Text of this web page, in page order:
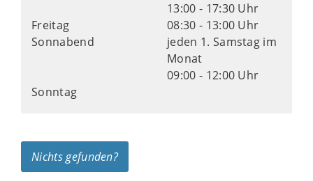
13:00 - 17:30 Uhr
Freitag
08:30 - 13:00 Uhr
Sonnabend
jeden 1. Samstag im
Monat
09:00 - 12:00 Uhr
Sonntag
Nichts gefunden?